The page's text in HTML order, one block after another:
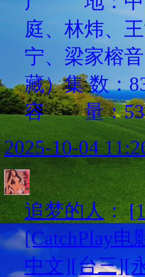
庭、林炜、
宁、梁家
藏）集 数：
容 量：
2025-10-04
追梦的人：
[CatchPlay
中文][台三][